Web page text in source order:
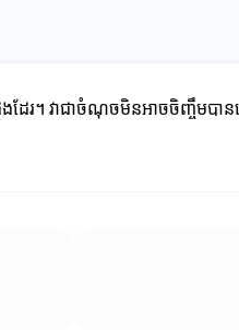
ដែរ។ វាជាចំណុចមិនអាចចិញ្ចឹមបាន